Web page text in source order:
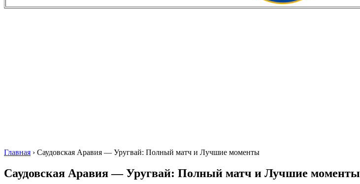
Главная › Саудовская Аравия — Уругвай: Полный матч и Лучшие моменты
Саудовская Аравия — Уругвай: Полный матч и Лучшие моменты